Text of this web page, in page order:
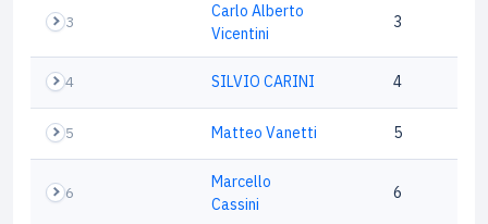
3
Carlo Alberto
Vicentini
3
4 SILVIO CARINI 4
5 Matteo Vanetti 5
6
Marcello
Cassini
6